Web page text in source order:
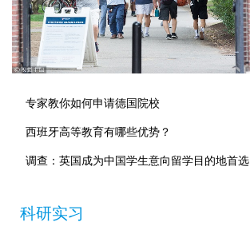
专家教你如何申请德国院校
西班牙高等教育有哪些优势？
调查：英国成为中国学生意向留学目的地首选
科研实习